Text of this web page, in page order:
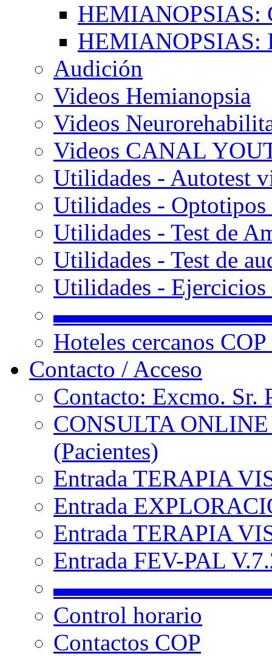
HEMIANOPSIAS:
HEMIANOPSIAS:
Audición
Videos Hemianopsia
Videos
Videos CANAL
Utilidades - Autotest
Utilidades -
Utilidades - Test de
Utilidades - Test de
Utilidades -
Hoteles cercanos
Contacto / Acceso
Contacto: Excmo. Sr.
CONSULTA
(Pacientes)
Entrada TERAPIA
Entrada
Entrada TERAPIA
Entrada FEV-PAL
Control horario
Contactos COP